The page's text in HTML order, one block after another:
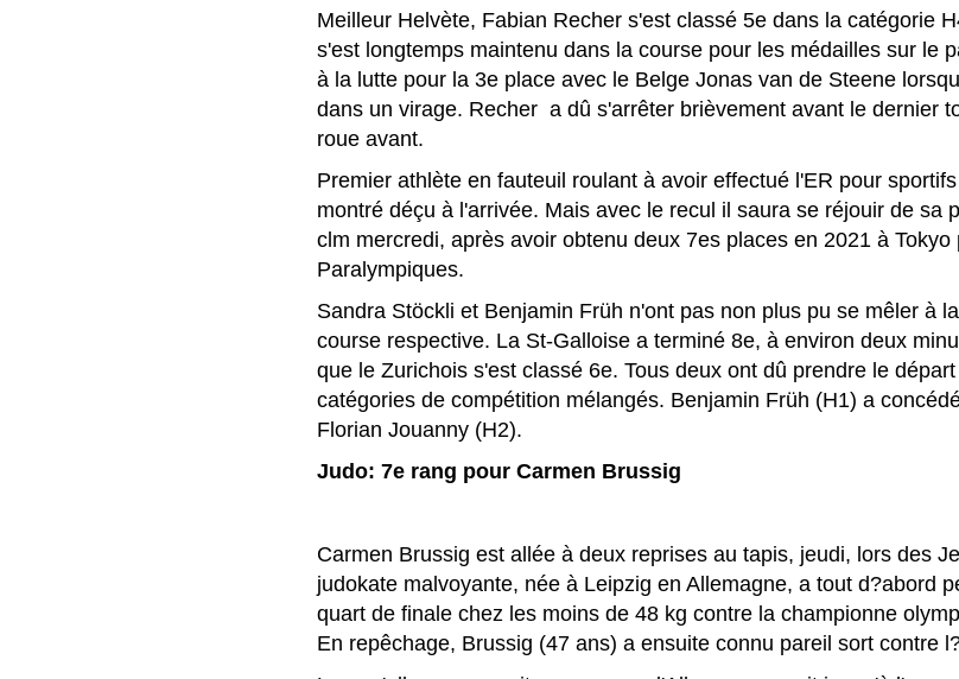
Meilleur Helvète, Fabian Recher s'est classé 5e dans la catégorie
s'est longtemps maintenu dans la course pour les médailles sur le
à la lutte pour la 3e place avec le Belge Jonas van de Steene
dans un virage. Recher a dû s'arrêter brièvement avant le dernier
roue avant.
Premier athlète en fauteuil roulant à avoir effectué l'ER pour
montré déçu à l'arrivée. Mais avec le recul il saura se réjouir de sa
clm mercredi, après avoir obtenu deux 7es places en 2021 à
Paralympiques.
Sandra Stöckli et Benjamin Früh n'ont pas non plus pu se mêler à
course respective. La St-Galloise a terminé 8e, à environ deux
que le Zurichois s'est classé 6e. Tous deux ont dû prendre le
catégories de compétition mélangés. Benjamin Früh (H1) a
Florian Jouanny (H2).
Judo: 7e rang pour Carmen Brussig
Carmen Brussig est allée à deux reprises au tapis, jeudi, lors des
judokate malvoyante, née à Leipzig en Allemagne, a tout d?abord
quart de finale chez les moins de 48 kg contre la championne
En repêchage, Brussig (47 ans) a ensuite connu pareil sort contre